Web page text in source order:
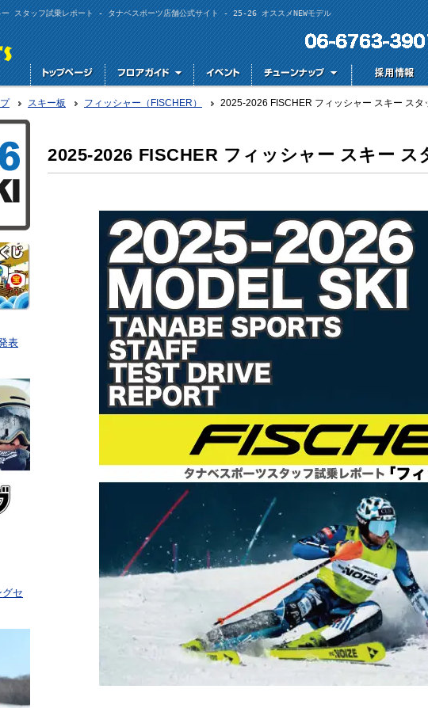
スタッフ試乗レポート - タナベスポーツ店舗公式サイト - 25-26 オススメNEWモデル
スキー板 フィッシャー（FISCHER） 2025-2026 FISCHER フィッシャー スキー スタ
2025-2026 FISCHER フィッシャー スキー ス
表
セ